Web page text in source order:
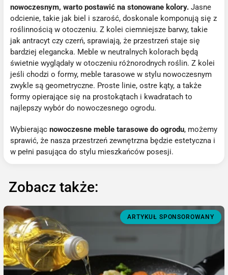
nowoczesnym, warto postawić na stonowane kolory. Jasne
odcienie, takie jak biel i szarość, doskonale komponują się z
roślinnością w otoczeniu. Z kolei ciemniejsze barwy, takie
jak antracyt czy czerń, sprawiają, że przestrzeń staje się
bardziej elegancka. Meble w neutralnych kolorach będą
świetnie wyglądały w otoczeniu różnorodnych roślin. Z kolei
jeśli chodzi o formy, meble tarasowe w stylu nowoczesnym
zwykle są geometryczne. Proste linie, ostre kąty, a także
formy opierające się na prostokątach i kwadratach to
najlepszy wybór do nowoczesnego ogrodu.
Wybierającnowoczesne meble tarasowe do ogrodu, możemy
sprawić, że nasza przestrzeń zewnętrzna będzie estetyczna i
w pełni pasująca do stylu mieszkańców posesji.
Zobacz także:
ARTYKUŁ SPONSOROWANY